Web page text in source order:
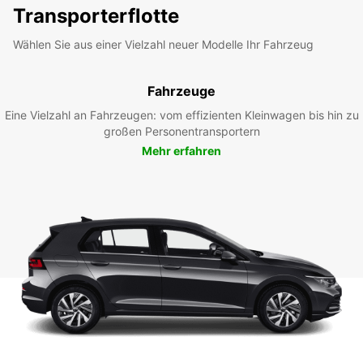
Transporterflotte
Wählen Sie aus einer Vielzahl neuer Modelle Ihr Fahrzeug
Fahrzeuge
Eine Vielzahl an Fahrzeugen: vom effizienten Kleinwagen bis hin zu
großen Personentransportern
Mehr erfahren